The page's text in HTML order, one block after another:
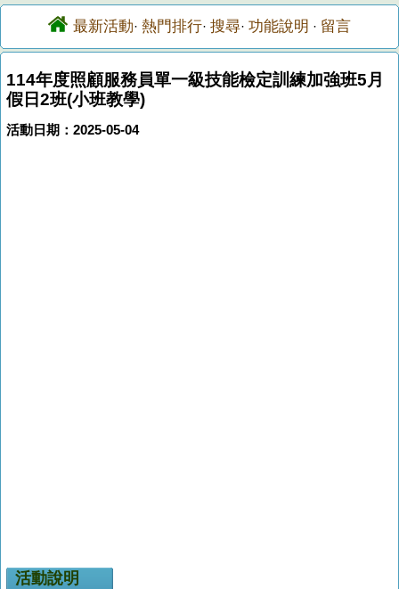
最新活動· 熱門排行· 搜尋· 功能說明 · 留言
114年度照顧服務員單一級技能檢定訓練加強班5月
假日2班(小班教學)
活動日期：2025-05-04
活動說明